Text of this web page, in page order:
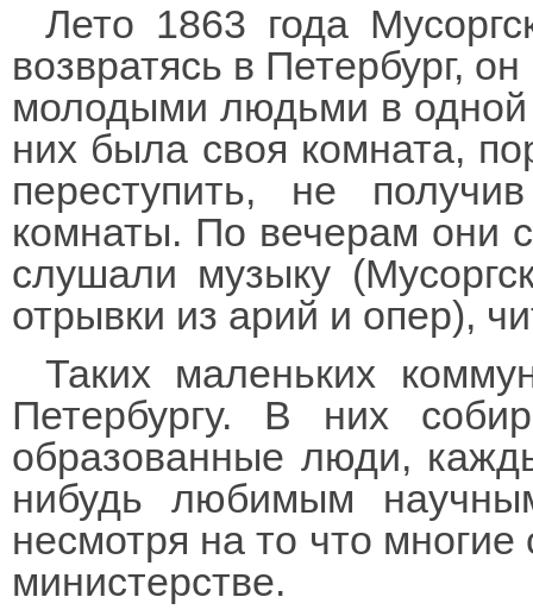
Лето 1863 года
возвратясь в Петербург,
молодыми людьми в одной
них была своя комната,
переступить, не
комнаты. По вечерам они
слушали музыку
отрывки из арий и опер),
Таких маленьких
Петербургу. В них
образованные люди,
нибудь любимым
несмотря на то что
министерстве.